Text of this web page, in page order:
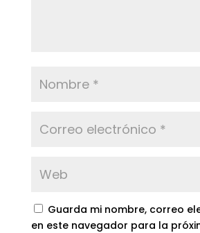
Guarda mi nombre, correo
en este navegador para la